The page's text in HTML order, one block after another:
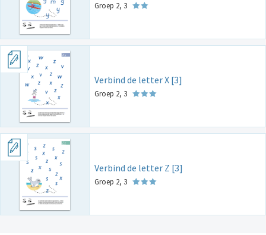
Groep 2, 3
Verbind de letter X [3]
Groep 2, 3
Verbind de letter Z [3]
Groep 2, 3